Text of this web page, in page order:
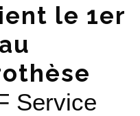
le 1er
Service